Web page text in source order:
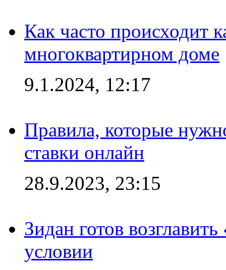
Как часто происходит
многоквартирном доме
9.1.2024, 12:17
Правила, которые
ставки онлайн
28.9.2023, 23:15
Зидан готов
условии